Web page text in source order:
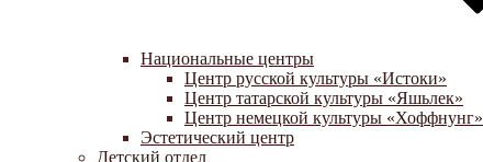
Национальные центры
Центр русской культуры «Истоки»
Центр татарской культуры «Яшьлек»
Центр немецкой культуры «Хоффнунг»
Эстетический центр
Детский отдел